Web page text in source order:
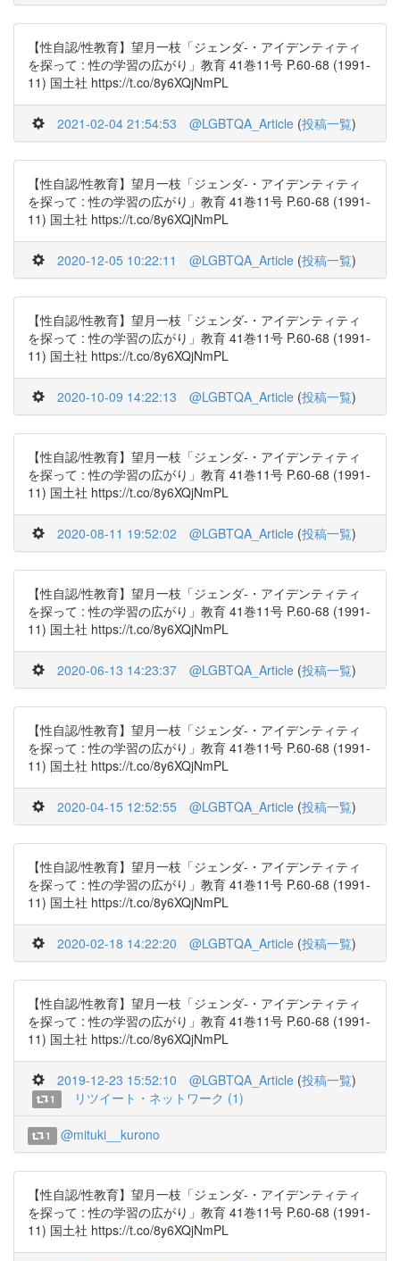
【性自認/性教育】望月一枝「ジェンダ-・アイデンティティ
を探って : 性の学習の広がり」教育 41巻11号 P.60-68 (1991-
11) 国土社 https://t.co/8y6XQjNmPL
2021-02-04 21:54:53 @LGBTQA_Article (投稿一覧)
【性自認/性教育】望月一枝「ジェンダ-・アイデンティティ
を探って : 性の学習の広がり」教育 41巻11号 P.60-68 (1991-
11) 国土社 https://t.co/8y6XQjNmPL
2020-12-05 10:22:11 @LGBTQA_Article (投稿一覧)
【性自認/性教育】望月一枝「ジェンダ-・アイデンティティ
を探って : 性の学習の広がり」教育 41巻11号 P.60-68 (1991-
11) 国土社 https://t.co/8y6XQjNmPL
2020-10-09 14:22:13 @LGBTQA_Article (投稿一覧)
【性自認/性教育】望月一枝「ジェンダ-・アイデンティティ
を探って : 性の学習の広がり」教育 41巻11号 P.60-68 (1991-
11) 国土社 https://t.co/8y6XQjNmPL
2020-08-11 19:52:02 @LGBTQA_Article (投稿一覧)
【性自認/性教育】望月一枝「ジェンダ-・アイデンティティ
を探って : 性の学習の広がり」教育 41巻11号 P.60-68 (1991-
11) 国土社 https://t.co/8y6XQjNmPL
2020-06-13 14:23:37 @LGBTQA_Article (投稿一覧)
【性自認/性教育】望月一枝「ジェンダ-・アイデンティティ
を探って : 性の学習の広がり」教育 41巻11号 P.60-68 (1991-
11) 国土社 https://t.co/8y6XQjNmPL
2020-04-15 12:52:55 @LGBTQA_Article (投稿一覧)
【性自認/性教育】望月一枝「ジェンダ-・アイデンティティ
を探って : 性の学習の広がり」教育 41巻11号 P.60-68 (1991-
11) 国土社 https://t.co/8y6XQjNmPL
2020-02-18 14:22:20 @LGBTQA_Article (投稿一覧)
【性自認/性教育】望月一枝「ジェンダ-・アイデンティティ
を探って : 性の学習の広がり」教育 41巻11号 P.60-68 (1991-
11) 国土社 https://t.co/8y6XQjNmPL
2019-12-23 15:52:10 @LGBTQA_Article (投稿一覧)
1 リツイート・ネットワーク (1)
1 @mituki__kurono
【性自認/性教育】望月一枝「ジェンダ-・アイデンティティ
を探って : 性の学習の広がり」教育 41巻11号 P.60-68 (1991-
11) 国土社 https://t.co/8y6XQjNmPL